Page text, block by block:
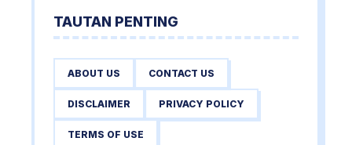
TAUTAN PENTING
ABOUT US CONTACT US
DISCLAIMER PRIVACY POLICY
TERMS OF USE